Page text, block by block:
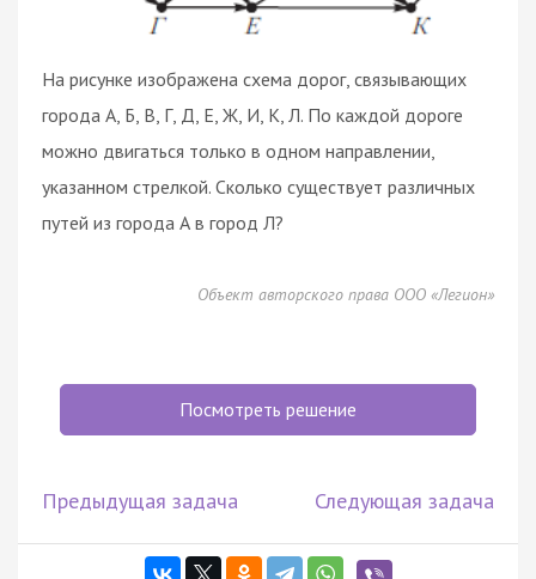
На рисунке изображена схема дорог, связывающих
города А, Б, В, Г, Д, Е, Ж, И, К, Л. По каждой дороге
можно двигаться только в одном направлении,
указанном стрелкой. Сколько существует различных
путей из города А в город Л?
Объект авторского права ООО «Легион»
Посмотреть решение
Предыдущая задача Следующая задача